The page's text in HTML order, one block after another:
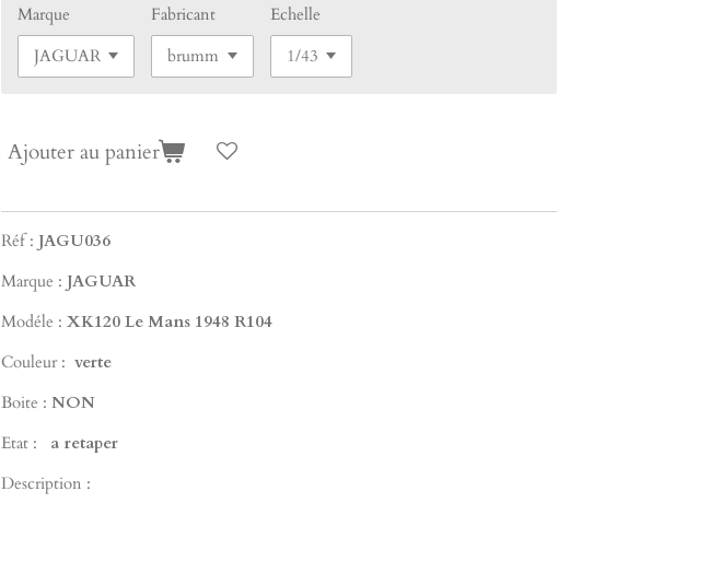
Marque Fabricant Echelle
Ajouter au panier
Réf : JAGU036
Marque : JAGUAR
Modéle : XK120 Le Mans 1948 R104
Couleur : verte
Boite : NON
Etat :
a retaper
Description :